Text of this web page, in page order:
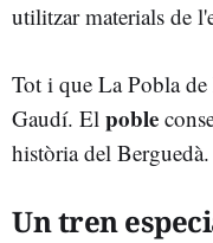
utilitzar materials de
Tot i que La Pobla
Gaudí. El poble
història del Berguedà.
Un tren